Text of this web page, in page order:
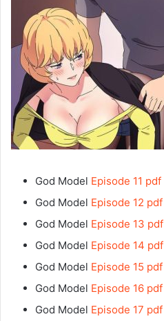
God Model Episode 11 pdf
God Model Episode 12 pdf
God Model Episode 13 pdf
God Model Episode 14 pdf
God Model Episode 15 pdf
God Model Episode 16 pdf
God Model Episode 17 pdf